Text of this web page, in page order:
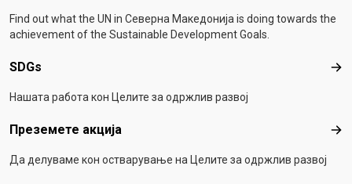
Find out what the UN in Северна Македонија is doing towards the
achievement of the Sustainable Development Goals.
SDGs
Нашата работа кон Целите за одржлив развој
Преземете акција
Да делуваме кон остварување на Целите за одржлив развој